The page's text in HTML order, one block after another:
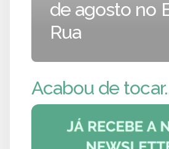
de agosto no
Rua
Acabou de